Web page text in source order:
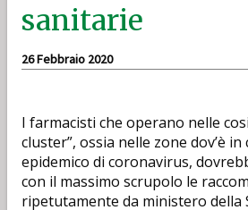
sanitarie
26 Febbraio 2020
I farmacisti che operano nelle
cluster”, ossia nelle zone dov’è
epidemico di coronavirus,
con il massimo scrupolo le
ripetutamente da ministero della